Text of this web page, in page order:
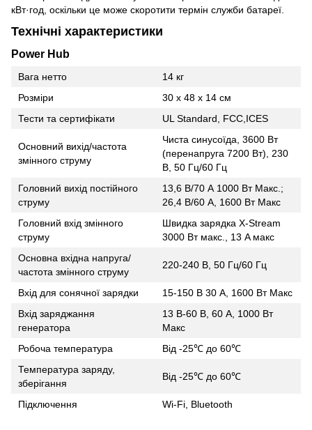
кВт·год, оскільки це може скоротити термін служби батареї.
Технічні характеристики
Power Hub
Вага нетто
14 кг
Розміри
30 x 48 x 14 см
Тести та сертифікати
UL Standard, FCC,ICES
Основний вихід/частота
змінного струму
Чиста синусоїда, 3600 Вт
(перенапруга 7200 Вт), 230
В, 50 Гц/60 Гц
Головний вихід постійного
струму
13,6 В/70 А 1000 Вт Макс.;
26,4 В/60 А, 1600 Вт Макс
Головний вхід змінного
струму
Швидка зарядка X-Stream
3000 Вт макс., 13 A макс
Основна вхідна напруга/
частота змінного струму
220-240 В, 50 Гц/60 Гц
Вхід для сонячної зарядки
15-150 В 30 А, 1600 Вт Макс
Вхід заряджання
генератора
13 В-60 В, 60 А, 1000 Вт
Макс
Робоча температура
Від -25℃ до 60℃
Температура заряду,
зберігання
Від -25℃ до 60℃
Підключення Wi-Fi, Bluetooth